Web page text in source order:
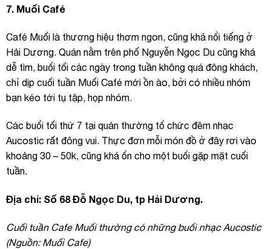
7. Muối Café
Café Muối là thương hiệu thơm ngon, cũng khá nổi tiếng ở
Hải Dương. Quán nằm trên phố Nguyễn Ngọc Du cũng khá
dễ tìm, buổi tối các ngày trong tuần không quá đông khách,
chỉ dịp cuối tuần Muối Café mới ồn ào, bởi có nhiều nhóm
bạn kéo tới tụ tập, họp nhóm.
Các buổi tối thứ 7 tại quán thường tổ chức đêm nhạc
Aucostic rất đông vui. Thực đơn mỗi món đồ ở đây rơi vào
khoảng 30 – 50k, cũng khá ổn cho một buổi gặp mặt cuối
tuần.
Địa chỉ: Số 68 Đỗ Ngọc Du, tp Hải Dương.
Cuối tuần Cafe Muối thường có những buổi nhạc Aucostic
(Nguồn: Muối Cafe)